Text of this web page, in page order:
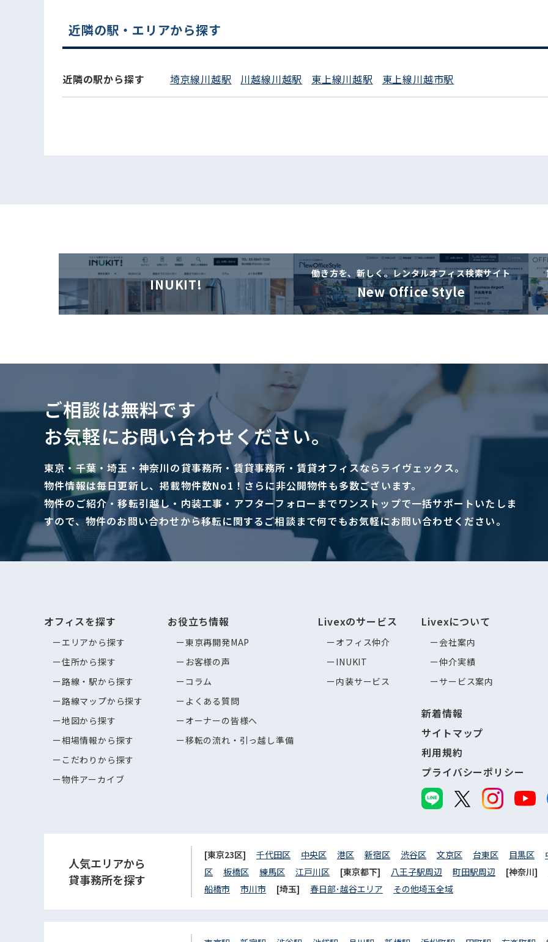
近隣の駅・エリアから探す
近隣の駅から探す 埼京線川越駅 川越線川越駅 東上線川越駅 東上線川越市駅
INUKIT!
働き方を、新しく。レンタルオフィス検索サイト
New Office Style
ご相談は無料です
お気軽にお問い合わせください。
東京・千葉・埼玉・神奈川の貸事務所・賃貸事務所・賃貸オフィスならライヴェックス。
物件情報は毎日更新し、掲載物件数No1！さらに非公開物件も多数ございます。
物件のご紹介・移転引越し・内装工事・アフターフォローまでワンストップで一括サポートいたしま
すので、物件のお問い合わせから移転に関するご相談まで何でもお気軽にお問い合わせください。
オフィスを探す
エリアから探す
住所から探す
路線・駅から探す
路線マップから探す
地図から探す
相場情報から探す
こだわりから探す
物件アーカイブ
お役立ち情報
東京再開発MAP
お客様の声
コラム
よくある質問
オーナーの皆様へ
移転の流れ・引っ越し準備
Livexのサービス
オフィス仲介
INUKIT
内装サービス
Livexについて
会社案内
仲介実績
サービス案内
新着情報
サイトマップ
利用規約
プライバシーポリシー
人気エリアから
貸事務所を探す
[東京23区] 千代田区 中央区 港区 新宿区 渋谷区 文京区 台東区 目黒区
区
板橋区 練馬区 江戸川区 [東京都下] 八王子駅周辺 町田駅周辺 [神奈川]
船橋市
市川市 [埼玉] 春日部･越谷エリア その他埼玉全域